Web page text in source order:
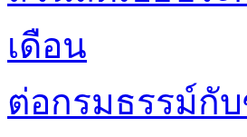
เดือน
ต่อกรมธรรม์กั